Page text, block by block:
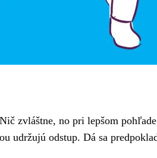
zvláštne, no pri lepšom
udržujú odstup. Dá sa